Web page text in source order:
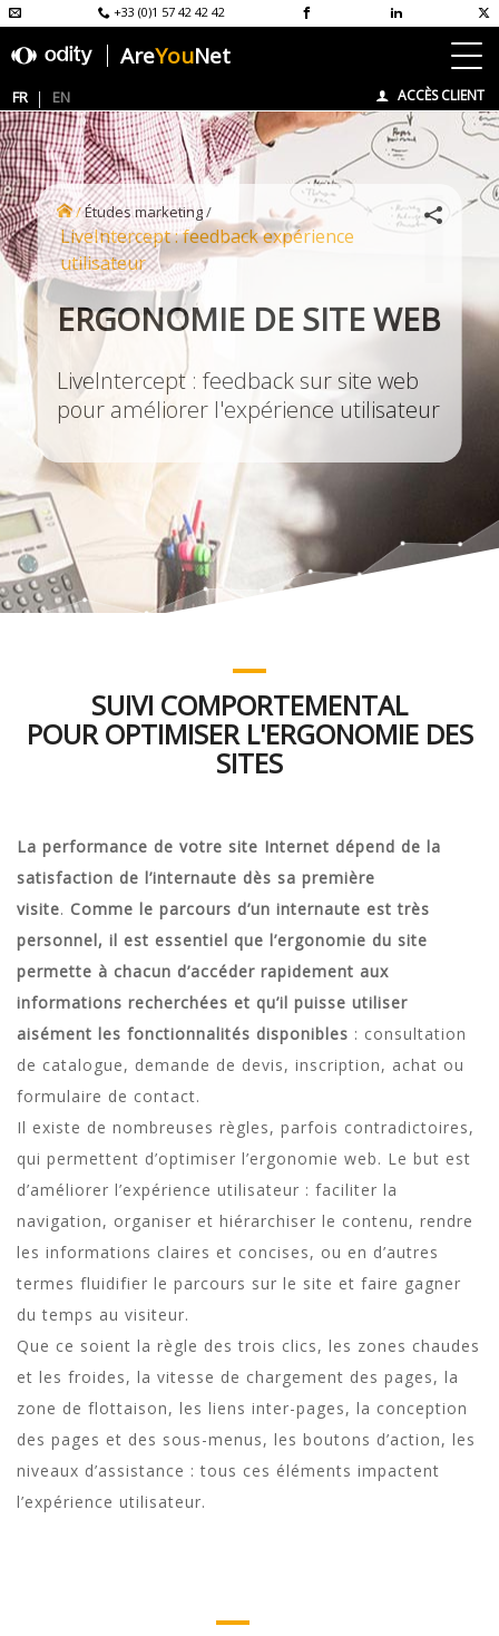
+33 (0)1 57 42 42 42
AreYouNet
FR EN ACCÈS CLIENT
/ études marketing/
LiveIntercept : feedback expérience
utilisateur
ERGONOMIE DE SITE WEB
LiveIntercept : feedback sur site web
pour améliorer l'expérience utilisateur
SUIVI COMPORTEMENTAL
POUR OPTIMISER L'ERGONOMIE DES
SITES
La performance de votre site Internet dépend de la
satisfaction de l’internaute dès sa première
visite. Comme le parcours d’un internaute est très
personnel, il est essentiel que l’ergonomie du site
permette à chacun d’accéder rapidement aux
informations recherchées et qu’il puisse utiliser
aisément les fonctionnalités disponibles : consultation
de catalogue, demande de devis, inscription, achat ou
formulaire de contact.
Il existe de nombreuses règles, parfois contradictoires,
qui permettent d’optimiser l’ergonomie web. Le but est
d’améliorer l’expérience utilisateur : faciliter la
navigation, organiser et hiérarchiser le contenu, rendre
les informations claires et concises, ou en d’autres
termes fluidifier le parcours sur le site et faire gagner
du temps au visiteur.
Que ce soient la règle des trois clics, les zones chaudes
et les froides, la vitesse de chargement des pages, la
zone de flottaison, les liens inter-pages, la conception
des pages et des sous-menus, les boutons d’action, les
niveaux d’assistance : tous ces éléments impactent
l’expérience utilisateur.